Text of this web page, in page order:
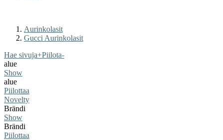
Aurinkolasit
Gucci Aurinkolasit
Hae sivuja+Piilota-
alue
Show
alue
Piilottaa
Novelty
Brändi
Show
Brändi
Piilottaa